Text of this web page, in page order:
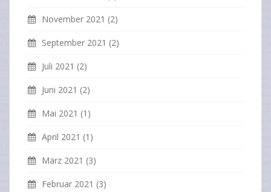
November 2021 (2)
September 2021 (2)
Juli 2021 (2)
Juni 2021 (2)
Mai 2021 (1)
April 2021 (1)
März 2021 (3)
Februar 2021 (3)